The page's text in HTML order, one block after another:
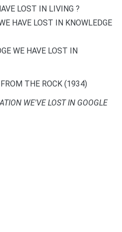
LOST IN LIVING ?
HAVE LOST IN KNOWLEDGE
WE HAVE LOST IN
THE ROCK (1934)
WE'VE LOST IN GOOGLE